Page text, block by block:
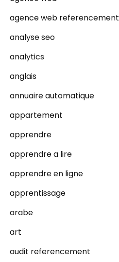
agence web referencement
analyse seo
analytics
anglais
annuaire automatique
appartement
apprendre
apprendre a lire
apprendre en ligne
apprentissage
arabe
art
audit referencement